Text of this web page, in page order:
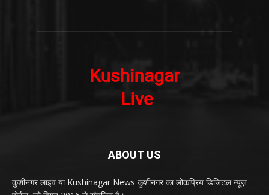
ABOUT US
कुशीनगर लाइव या Kushinagar News कुशीनगर का लोकप्रिय डिजिटल न्यूज़